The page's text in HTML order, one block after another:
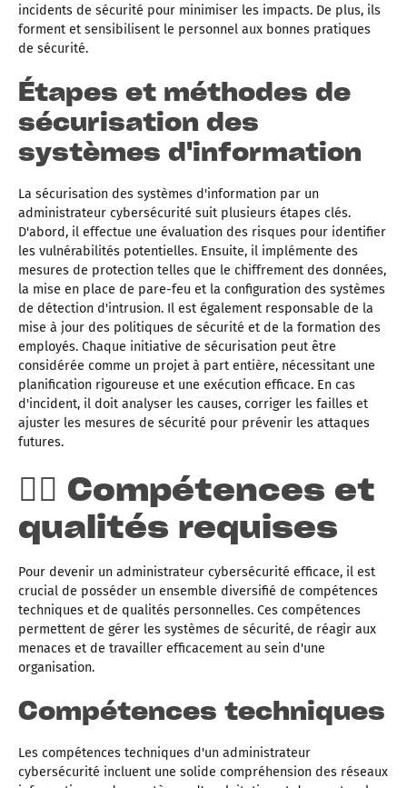
incidents de sécurité pour minimiser les impacts. De plus, ils
forment et sensibilisent le personnel aux bonnes pratiques
de sécurité.
Étapes et méthodes de
sécurisation des
systèmes d'information
La sécurisation des systèmes d'information par un
administrateur cybersécurité suit plusieurs étapes clés.
D'abord, il effectue une évaluation des risques pour identifier
les vulnérabilités potentielles. Ensuite, il implémente des
mesures de protection telles que le chiffrement des données,
la mise en place de pare-feu et la configuration des systèmes
de détection d'intrusion. Il est également responsable de la
mise à jour des politiques de sécurité et de la formation des
employés. Chaque initiative de sécurisation peut être
considérée comme un projet à part entière, nécessitant une
planification rigoureuse et une exécution efficace. En cas
d'incident, il doit analyser les causes, corriger les failles et
ajuster les mesures de sécurité pour prévenir les attaques
futures.
☝🏼 Compétences et
qualités requises
Pour devenir un administrateur cybersécurité efficace, il est
crucial de posséder un ensemble diversifié de compétences
techniques et de qualités personnelles. Ces compétences
permettent de gérer les systèmes de sécurité, de réagir aux
menaces et de travailler efficacement au sein d'une
organisation.
Compétences techniques
Les compétences techniques d'un administrateur
cybersécurité incluent une solide compréhension des réseaux